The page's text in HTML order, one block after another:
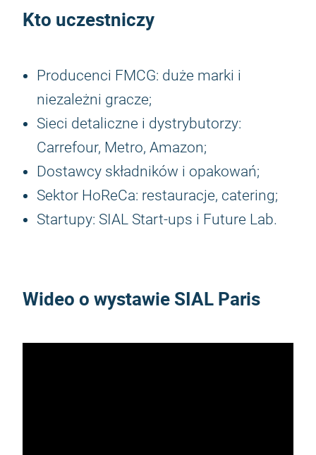
Kto uczestniczy
Producenci FMCG: duże marki i
niezależni gracze;
Sieci detaliczne i dystrybutorzy:
Carrefour, Metro, Amazon;
Dostawcy składników i opakowań;
Sektor HoReCa: restauracje, catering;
Startupy: SIAL Start-ups i Future Lab.
Wideo o wystawie SIAL Paris